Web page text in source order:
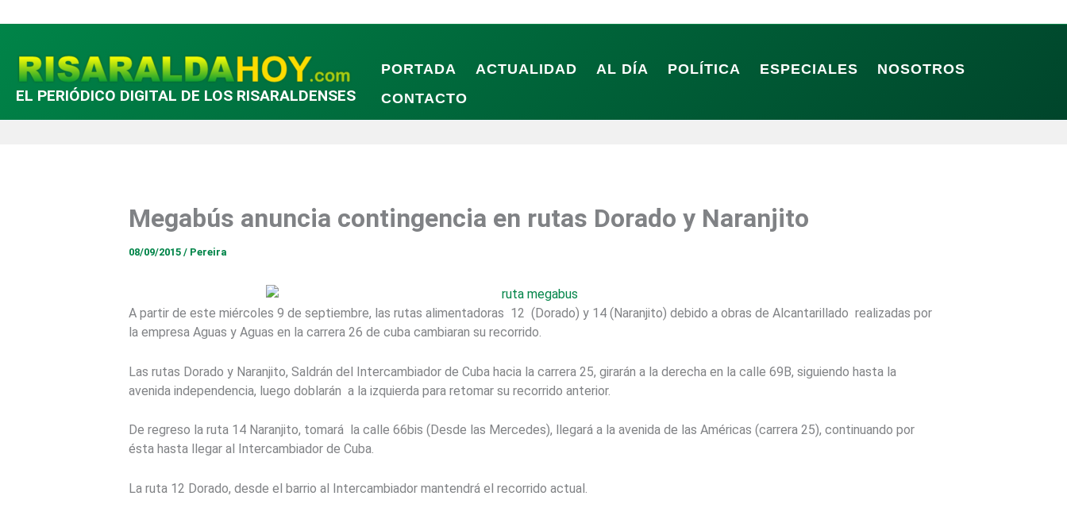
al
EL PERIÓDICO DIGITAL DE LOS RISARALDENSES
PORTADA ACTUALIDAD AL DÍA POLÍTICA ESPECIALES
NOSOTROS
CONTACTO
Megabús anuncia contingencia en rutas Dorado y Naranjito
08/09/2015 / Pereira
A partir de este miércoles 9 de septiembre, las rutas alimentadoras 12 (Dorado) y 14 (Naranjito) debido a obras de Alcantarillado realizadas por
la empresa Aguas y Aguas en la carrera 26 de cuba cambiaran su recorrido.
Las rutas Dorado y Naranjito, Saldrán del Intercambiador de Cuba hacia la carrera 25, girarán a la derecha en la calle 69B, siguiendo hasta la
avenida independencia, luego doblarán a la izquierda para retomar su recorrido anterior.
De regreso la ruta 14 Naranjito, tomará la calle 66bis (Desde las Mercedes), llegará a la avenida de las Américas (carrera 25), continuando por
ésta hasta llegar al Intercambiador de Cuba.
La ruta 12 Dorado, desde el barrio al Intercambiador mantendrá el recorrido actual.